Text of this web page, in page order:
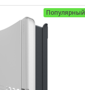
Популярный